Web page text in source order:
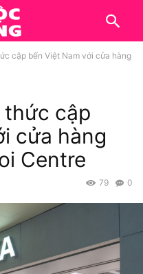
cập bến Việt Nam với cửa hàng
thức cập
cửa hàng
Centre
0
79